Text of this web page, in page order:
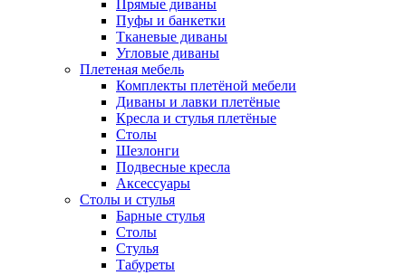
Прямые диваны
Пуфы и банкетки
Тканевые диваны
Угловые диваны
Плетеная мебель
Комплекты плетёной мебели
Диваны и лавки плетёные
Кресла и стулья плетёные
Столы
Шезлонги
Подвесные кресла
Аксессуары
Столы и стулья
Барные стулья
Столы
Стулья
Табуреты